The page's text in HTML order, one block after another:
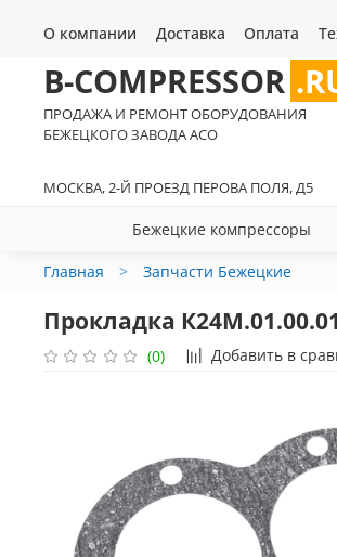
О компании Доставка Оплата
B-COMPRESSOR
ПРОДАЖА И РЕМОНТ ОБОРУДОВАНИЯ
БЕЖЕЦКОГО ЗАВОДА АСО
МОСКВА, 2-Й ПРОЕЗД ПЕРОВА ПОЛЯ, Д5
Бежецкие компрессоры
Главная Запчасти Бежецкие
Прокладка
(0) Добавить в